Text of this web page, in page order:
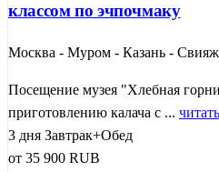
классом по эчпочмаку
Москва - Муром - Казань -
Посещение музея "Хлебная
приготовлению калача с ...
3 дня Завтрак+Обед
от 35 900 RUB